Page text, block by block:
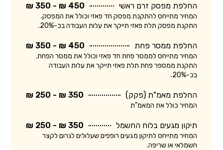
החלפת מפסק זרם ראשי 450 ₪ - 350 ₪
המחיר מתייחס להתקנת מפסק חד פאזי וכולל את המפסק.
התקנת מפסק תלת פאזי תייקר את עלות העבודה בכ-20%.
החלפת ממסר פחת 450 ₪ - 350 ₪
המחיר מתייחס לממסר פחת חד פאזי וכולל את ממסר הפחת.
התקנת ממספר פחת תלת פאזי תייקר את עלות העבודה
בכ-20%.
החלפת מאמ"ת (פקק) 350 ₪ - 250 ₪
המחיר כולל את המאמ"ת
תיקון מגעים בלוח החשמל 350 ₪ - 250 ₪
המחיר מתייחס לתיקון מגעים רופפים שעלולים לגרום לקצר
חשמלאי או שריפה.